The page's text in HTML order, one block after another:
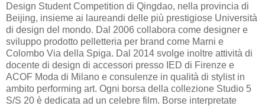
Design Student Competition di Qingdao, nella provincia di
Beijing, insieme ai laureandi delle più prestigiose Università
di design del mondo. Dal 2006 collabora come designer e
sviluppo prodotto pelletteria per brand come Marni e
Colombo Via della Spiga. Dal 2014 svolge inoltre attività di
docente di design di accessori presso IED di Firenze e
ACOF Moda di Milano e consulenze in qualità di stylist in
ambito performing art. Ogni borsa della collezione Studio 5
S/S 20 è dedicata ad un celebre film. Borse interpretate